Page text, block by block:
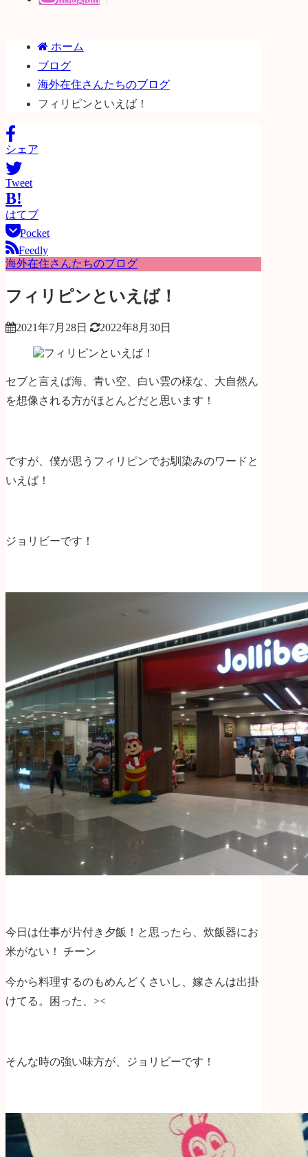
ホーム
ブログ
海外在住さんたちのブログ
フィリピンといえば！
シェア
Tweet
B!
はてブ
Pocket
Feedly
海外在住さんたちのブログ
フィリピンといえば！
2021年7月28日 2022年8月30日
セブと言えば海、青い空、白い雲の様な、大自然ん
を想像される方がほとんどだと思います！
ですが、僕が思うフィリピンでお馴染みのワードと
いえば！
ジョリビーです！
今日は仕事が片付き夕飯！と思ったら、炊飯器にお
米がない！ チーン
今から料理するのもめんどくさいし、嫁さんは出掛
けてる。困った、><
そんな時の強い味方が、ジョリビーです！